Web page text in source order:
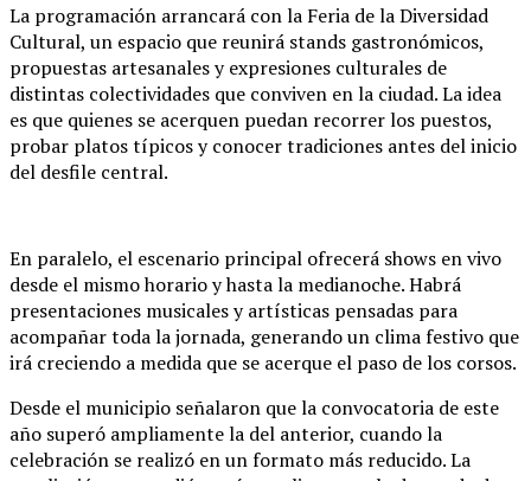
La programación arrancará con la Feria de la Diversidad
Cultural, un espacio que reunirá stands gastronómicos,
propuestas artesanales y expresiones culturales de
distintas colectividades que conviven en la ciudad. La idea
es que quienes se acerquen puedan recorrer los puestos,
probar platos típicos y conocer tradiciones antes del inicio
del desfile central.
En paralelo, el escenario principal ofrecerá shows en vivo
desde el mismo horario y hasta la medianoche. Habrá
presentaciones musicales y artísticas pensadas para
acompañar toda la jornada, generando un clima festivo que
irá creciendo a medida que se acerque el paso de los corsos.
Desde el municipio señalaron que la convocatoria de este
año superó ampliamente la del anterior, cuando la
celebración se realizó en un formato más reducido. La